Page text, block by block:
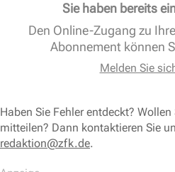
Sie haben bereits
Den Online-Zugang zu
Abonnement können
Melden Sie
Haben Sie Fehler entdeckt?
mitteilen? Dann kontaktieren Sie
redaktion@zfk.de.